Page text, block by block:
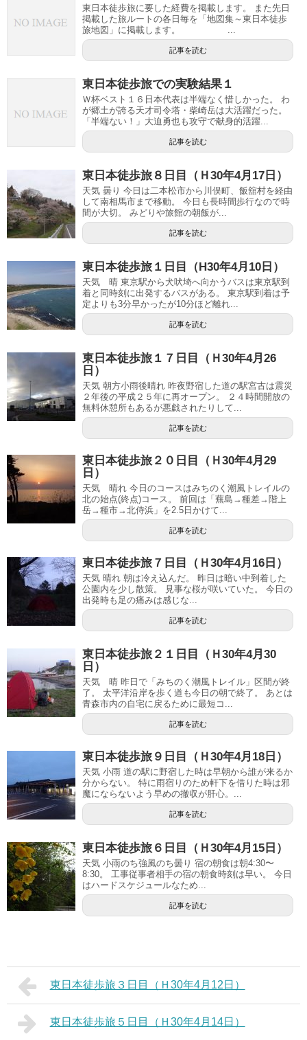
東日本徒歩旅に要した経費を掲載します。 また先日
掲載した旅ルートの各日毎を「地図集～東日本徒歩
旅地図」に掲載します。 ...
記事を読む
東日本徒歩旅での実験結果１
Ｗ杯ベスト１６日本代表は半端なく惜しかった。 わ
が郷土が誇る天才司令塔・柴崎岳は大活躍だった。
「半端ない！」大迫勇也も攻守で献身的活躍...
記事を読む
東日本徒歩旅８日目（Ｈ30年4月17日）
天気 曇り 今日は二本松市から川俣町、飯舘村を経由
して南相馬市まで移動。 今日も長時間歩行なので時
間が大切。 みどりや旅館の朝飯が...
記事を読む
東日本徒歩旅１日目（H30年4月10日）
天気 晴 東京駅から犬吠埼へ向かうバスは東京駅到
着と同時刻に出発するバスがある。 東京駅到着は予
定よりも3分早かったが10分ほど離れ...
記事を読む
東日本徒歩旅１７日目（Ｈ30年4月26
日）
天気 朝方小雨後晴れ 昨夜野宿した道の駅宮古は震災
２年後の平成２５年に再オープン。 ２４時間開放の
無料休憩所もあるが悪戯されたりして...
記事を読む
東日本徒歩旅２０日目（Ｈ30年4月29
日）
天気 晴れ 今日のコースはみちのく潮風トレイルの
北の始点(終点)コース。 前回は「蕪島→種差→階上
岳→種市→北侍浜」を2.5日かけて...
記事を読む
東日本徒歩旅７日目（Ｈ30年4月16日）
天気 晴れ 朝は冷え込んだ。 昨日は暗い中到着した
公園内を少し散策。 見事な桜が咲いていた。 今日の
出発時も足の痛みは感じな...
記事を読む
東日本徒歩旅２１日目（Ｈ30年4月30
日）
天気 晴 昨日で「みちのく潮風トレイル」区間が終
了。 太平洋沿岸を歩く道も今日の朝で終了。 あとは
青森市内の自宅に戻るために最短コ...
記事を読む
東日本徒歩旅９日目（Ｈ30年4月18日）
天気 小雨 道の駅に野宿した時は早朝から誰が来るか
分からない。 特に雨宿りのため軒下を借りた時は邪
魔にならないよう早めの撤収が肝心。...
記事を読む
東日本徒歩旅６日目（Ｈ30年4月15日）
天気 小雨のち強風のち曇り 宿の朝食は朝4:30〜
8:30。 工事従事者相手の宿の朝食時刻は早い。 今日
はハードスケジュールなため...
記事を読む
東日本徒歩旅３日目（Ｈ30年4月12日）
東日本徒歩旅５日目（Ｈ30年4月14日）